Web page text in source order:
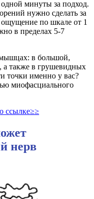
минуты за подход.
нужно сделать за
ощущение по шкале от 1
в пределах 5-7
в большой,
также в грушевидных
точки именно у вас?
миофасциального
ссылке≥≥
нерв